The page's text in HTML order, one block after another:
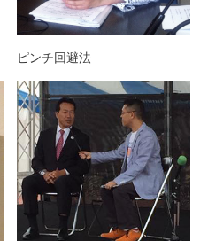
ピンチ回避法